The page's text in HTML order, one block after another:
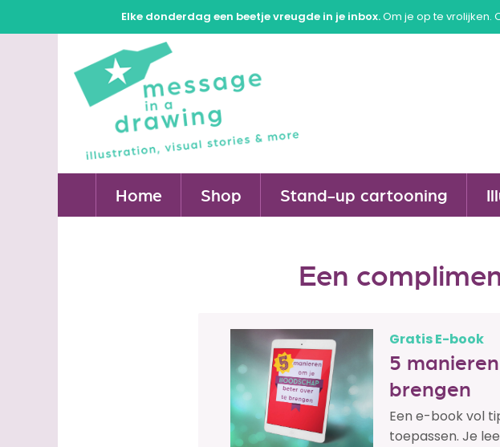
Elke donderdag een beetje vreugde in je inbox.Om je op te vrolijken.
Home Shop Stand-up cartooning
Een
Gratis E-book
5
brengen
Een e-book vol
toepassen. Je